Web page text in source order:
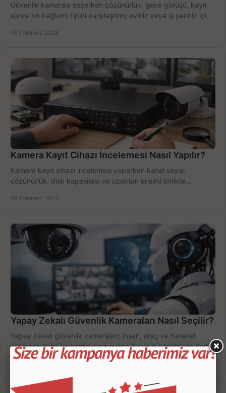
Güvenlik kamerası seçerken çözünürlük, gece görüşü, kayıt
süresi ve bağlantı tipini karşılaştırın; eviniz veya iş yeriniz için
18 Temmuz 2026
Kamera Kayıt Cihazı İncelemesi Nasıl Yapılır?
Kamera kayıt cihazı incelemesi yaparken kanal sayısı,
çözünürlük, disk kapasitesi ve uzaktan erişimi birlikte
16 Temmuz 2026
Yapay Zekalı Güvenlik Kameraları Nasıl Seçilir?
Yapay zekalı güvenlik kameraları; insan, araç ve hareket
ayrımıyla daha az yanlış uyarı sunar. Ev ve iş yeriniz için doğru
modeli, fiyatı karşılaştırın.